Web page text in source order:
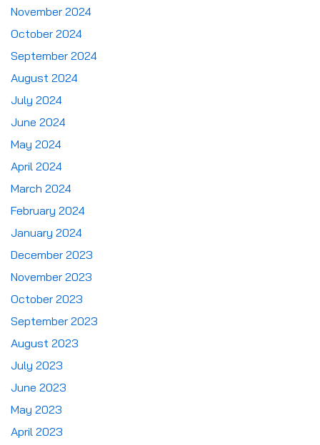
November 2024
October 2024
September 2024
August 2024
July 2024
June 2024
May 2024
April 2024
March 2024
February 2024
January 2024
December 2023
November 2023
October 2023
September 2023
August 2023
July 2023
June 2023
May 2023
April 2023